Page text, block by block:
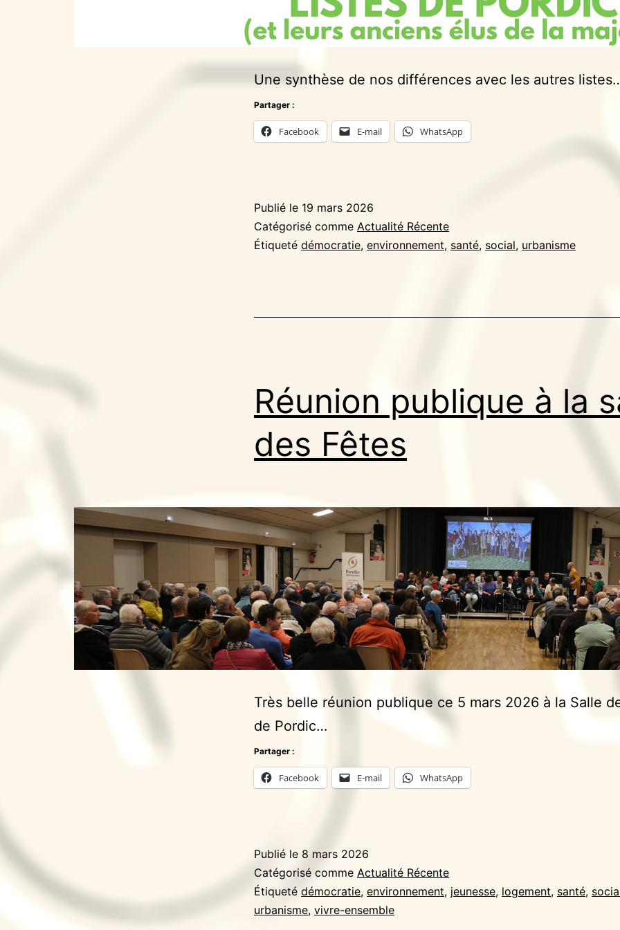
Une synthèse de nos différences avec les autres
Partager :
Facebook E-mail WhatsApp
Publié le 19 mars 2026
Catégorisé comme Actualité Récente
Étiqueté démocratie, environnement, santé, social, urbanisme
Réunion publique à la
des Fêtes
Très belle réunion publique ce 5 mars 2026 à la Salle
de Pordic…
Partager :
Facebook E-mail WhatsApp
Publié le 8 mars 2026
Catégorisé comme Actualité Récente
Étiqueté démocratie, environnement, jeunesse, logement, santé,
urbanisme, vivre-ensemble